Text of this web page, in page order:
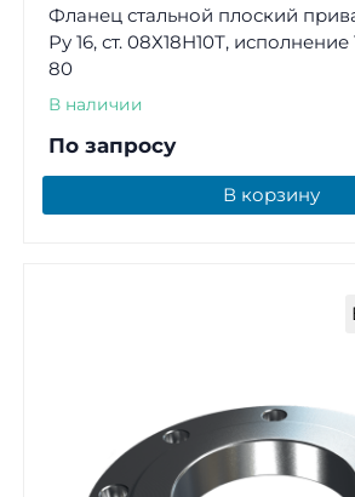
Фланец стальной плоский
Ру 16, ст. 08Х18Н10Т,
80
В наличии
По запросу
В корзину